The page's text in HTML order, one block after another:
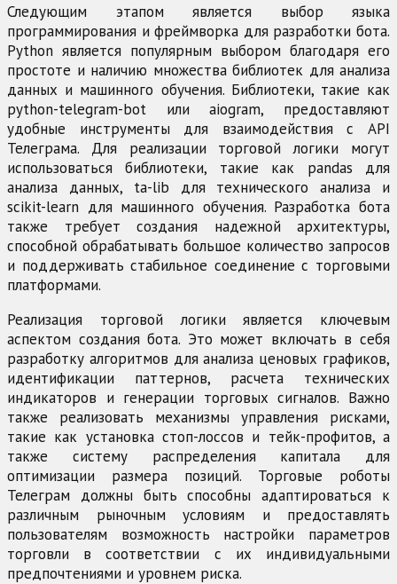
Следующим этапом является выбор языка
программирования и фреймворка для разработки бота.
Python является популярным выбором благодаря его
простоте и наличию множества библиотек для анализа
данных и машинного обучения. Библиотеки, такие как
python-telegram-bot или aiogram, предоставляют
удобные инструменты для взаимодействия с API
Телеграма. Для реализации торговой логики могут
использоваться библиотеки, такие как pandas для
анализа данных, ta-lib для технического анализа и
scikit-learn для машинного обучения. Разработка бота
также требует создания надежной архитектуры,
способной обрабатывать большое количество запросов
и поддерживать стабильное соединение с торговыми
платформами.
Реализация торговой логики является ключевым
аспектом создания бота. Это может включать в себя
разработку алгоритмов для анализа ценовых графиков,
идентификации паттернов, расчета технических
индикаторов и генерации торговых сигналов. Важно
также реализовать механизмы управления рисками,
такие как установка стоп-лоссов и тейк-профитов, а
также систему распределения капитала для
оптимизации размера позиций. Торговые роботы
Телеграм должны быть способны адаптироваться к
различным рыночным условиям и предоставлять
пользователям возможность настройки параметров
торговли в соответствии с их индивидуальными
предпочтениями и уровнем риска.